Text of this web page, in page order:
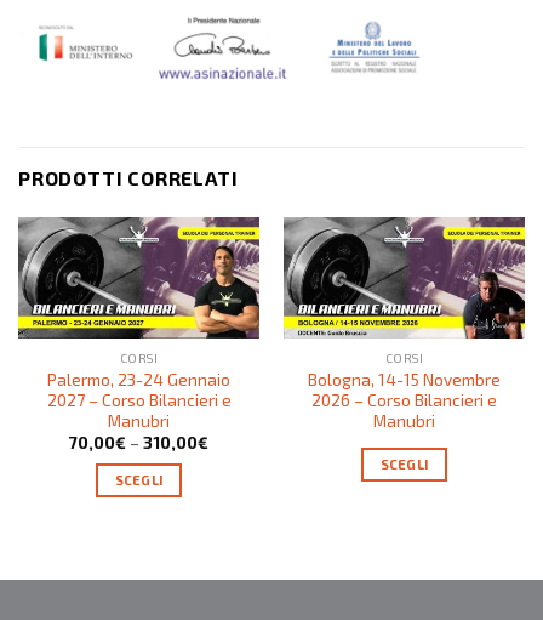
PRODOTTI CORRELATI
CORSI
Palermo, 23-24 Gennaio
2027 – Corso Bilancieri e
Manubri
70,00€ – 310,00€
SCEGLI
CORSI
Bologna, 14-15 Novembre
2026 – Corso Bilancieri e
Manubri
SCEGLI